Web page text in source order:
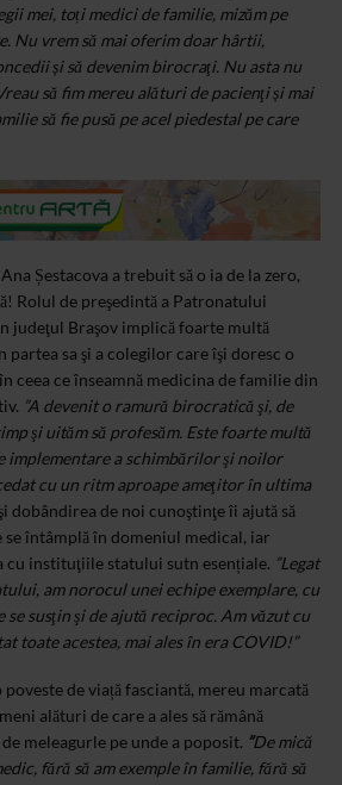
mei, toți medici de familie, mizăm pe
Nu vrem să mai oferim doar hârtii,
și să devenim birocraţi. Nu asta nu
să fim mereu alături de pacienţi și mai
să fie pusă pe acel piedestal pe care
Șestacova a trebuit să o ia de la zero,
Rolul de preşedintă a Patronatului
judeţul Braşov implică foarte multă
partea sa şi a colegilor care îşi doresc o
ceea ce înseamnă medicina de familie din
”A devenit o ramură birocratică şi, de
şi uităm să profesăm. Este foarte multă
implementare a schimbărilor şi noilor
cu un ritm aproape ameţitor în ultima
dobândirea de noi cunoştinţe îi ajută să
se întâmplă în domeniul medical, iar
cu instituţiile statului sutn esențiale. ”Legat
am norocul unei echipe exemplare, cu
se susţin şi de ajută reciproc. Am văzut cu
toate acestea, mai ales în era COVID!”
poveste de viață fasciantă, mereu marcată
alături de care a ales să rămână
meleagurle pe unde a poposit. ”De mică
fără să am exemple în familie, fără să